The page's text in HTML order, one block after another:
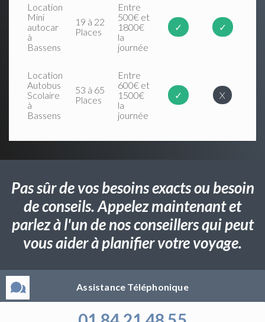
Location
Mini
autocar
à
Bassens
19 à 22
Places
Entre
500€ et
1800€
la
journée
✓ ✓
Location
Autobus
Scolaire
à
Bassens
53 à 65
Places
Entre
600€ et
1500€
la
journée
✓ X
Pas sûr de vos besoins exacts ou besoin
de conseils. Appelez maintenant et
parlez à l'un de nos conseillers qui peut
vous aider à planifier votre voyage.
Assistance Téléphonique